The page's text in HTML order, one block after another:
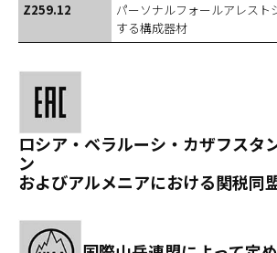
Z259.12
パーソナルフォールアレスト
する構成器材
ロシア・ベラルーシ・カザフスタ
ン
およびアルメニアにおける関税同